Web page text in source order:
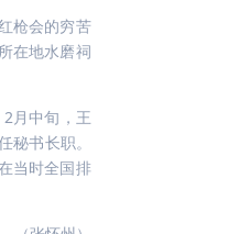
枪会的穷苦
在地水磨祠
月中旬，王
书长职。
当时全国排